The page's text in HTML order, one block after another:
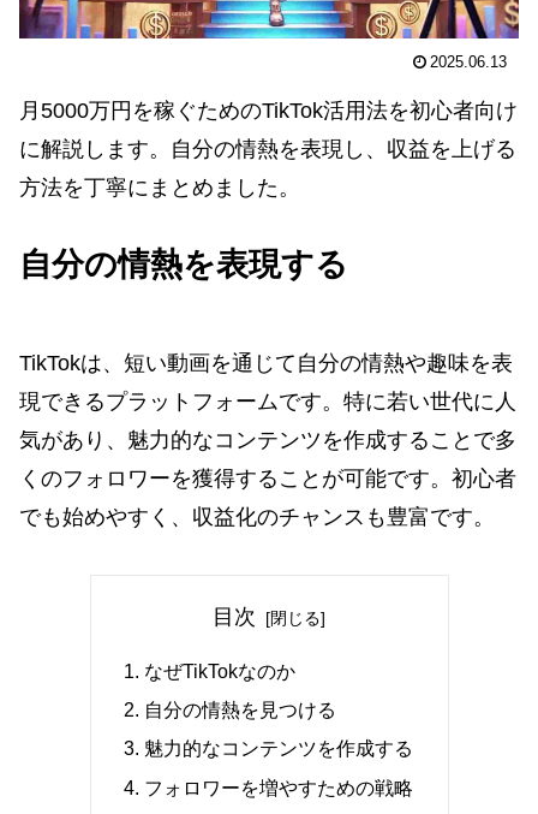
2025.06.13
月5000万円を稼ぐためのTikTok活用法を初心者向け
に解説します。自分の情熱を表現し、収益を上げる
方法を丁寧にまとめました。
自分の情熱を表現する
TikTokは、短い動画を通じて自分の情熱や趣味を表
現できるプラットフォームです。特に若い世代に人
気があり、魅力的なコンテンツを作成することで多
くのフォロワーを獲得することが可能です。初心者
でも始めやすく、収益化のチャンスも豊富です。
目次
なぜTikTokなのか
自分の情熱を見つける
魅力的なコンテンツを作成する
フォロワーを増やすための戦略